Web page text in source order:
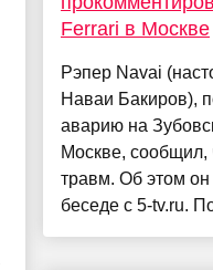
Ferrari в Москве
Рэпер Navai
Наваи Бакиров),
аварию на
Москве, сообщил,
травм. Об этом он
беседе с 5-tv.ru.